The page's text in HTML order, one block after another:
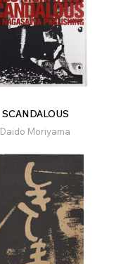
SCANDALOUS
Daido Moriyama